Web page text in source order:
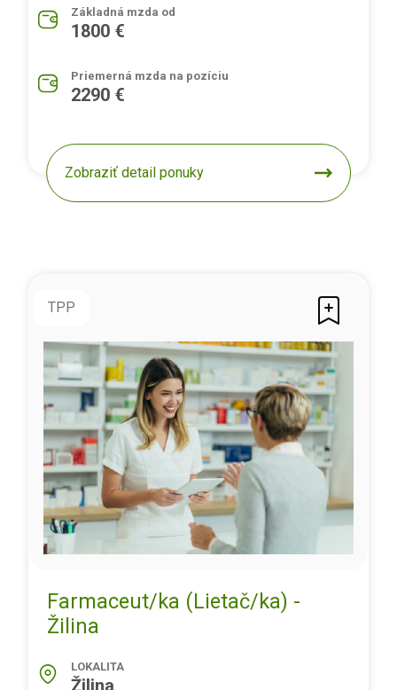
Základná mzda od
1800 €
Priemerná mzda na pozíciu
2290 €
Zobraziť detail ponuky
TPP
Farmaceut/ka (Lietač/ka) -
Žilina
LOKALITA
Žilina